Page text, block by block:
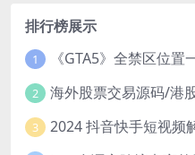
排行榜展示
1 《GTA5》全禁区位置
2
3 2024 抖音快手短视频